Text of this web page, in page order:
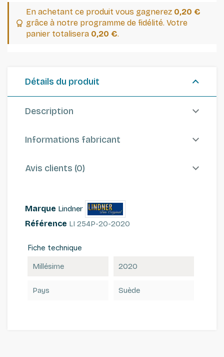
En achetant ce produit vous gagnerez 0,20 €
grâce à notre programme de fidélité. Votre
panier totalisera 0,20 €.
Détails du produit
Description
Informations fabricant
Avis clients (0)
Marque Lindner
Référence LI 254P-20-2020
Fiche technique
Millésime 2020
Pays Suède